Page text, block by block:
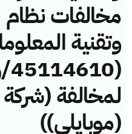
مخالفات نظام
وتقنية
لمخالفة
(موبايلي))